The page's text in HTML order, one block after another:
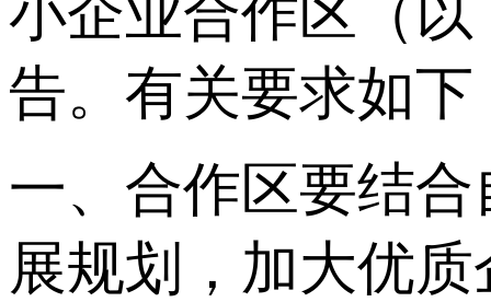
小企业合作区（
告。有关要求如下
一、合作区要结
展规划，加大优